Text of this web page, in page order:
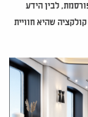
לבין הידע
וטכנולוגיות הייצור של למבורגיני הוליד את Korium קולקציה שהיא חוויית